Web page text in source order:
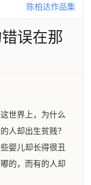
陈柏达作品集
误在那
世界上，为什么
人却出生贫贱？
婴儿却长得很丑
的，而有的人却